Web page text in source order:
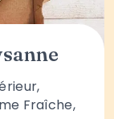
Fraîche,